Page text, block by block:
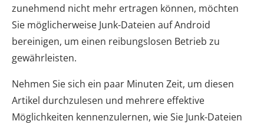
zunehmend nicht mehr ertragen können, möchten
Sie möglicherweise Junk-Dateien auf Android
bereinigen, um einen reibungslosen Betrieb zu
gewährleisten.
Nehmen Sie sich ein paar Minuten Zeit, um diesen
Artikel durchzulesen und mehrere effektive
Möglichkeiten kennenzulernen, wie Sie Junk-Dateien